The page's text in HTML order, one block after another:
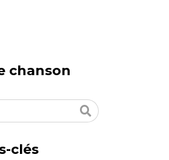
chanson
clés